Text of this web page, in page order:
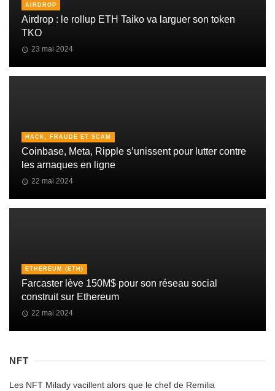
AIRDROP
Airdrop : le rollup ETH Taiko va larguer son token
TKO
23 mai 2024
HACK, FRAUDE ET SCAM
Coinbase, Meta, Ripple s’unissent pour lutter contre
les arnaques en ligne
22 mai 2024
ETHEREUM (ETH)
Farcaster lève 150M$ pour son réseau social
construit sur Ethereum
22 mai 2024
NFT
Les NFT Milady vacillent alors que le chef de Remilia